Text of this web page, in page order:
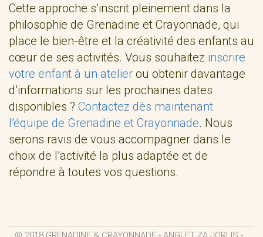
Cette approche s’inscrit pleinement dans la
philosophie de Grenadine et Crayonnade, qui
place le bien-être et la créativité des enfants au
cœur de ses activités. Vous souhaitez inscrire
votre enfant à un atelier ou obtenir davantage
d’informations sur les prochaines dates
disponibles ? Contactez dès maintenant
l’équipe de Grenadine et Crayonnade. Nous
serons ravis de vous accompagner dans le
choix de l’activité la plus adaptée et de
répondre à toutes vos questions.